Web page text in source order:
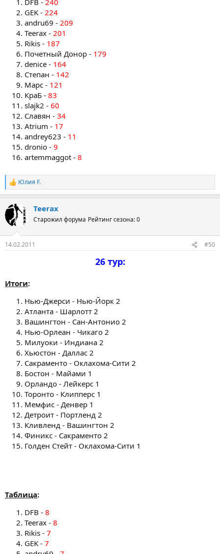
GEK - 224
andru69 - 209
Teerax - 201
Rikis - 187
Почетный Донор - 179
denice - 164
Степан - 142
Марс - 121
КраБ - 83
slajk2 - 60
Славян - 34
Atrium - 17
andrey623 - 11
dronio - 9
artemmaggot - 8
Р
е
к
ц
и
Юлия F.
Teerax
Старожил форума Рейтинг сезона: 0
14.02.2011 #50
26 тур:
Итоги:
Нью-Джерси - Нью-Йорк 2
Атланта - Шарлотт 2
Вашингтон - Сан-Антонио 2
Нью-Орлеан - Чикаго 2
Милуоки - Индиана 2
Хьюстон - Даллас 2
Сакраменто - Оклахома-Сити 2
Бостон - Майами 1
Орландо - Лейкерс 1
Торонто - Клипперс 1
Мемфис - Денвер 1
Детроит - Портленд 2
Кливленд - Вашингтон 2
Финикс - Сакраменто 2
Голден Стейт - Оклахома-Сити 1
Таблица:
DFB - 8
Teerax - 8
Rikis - 7
GEK - 7